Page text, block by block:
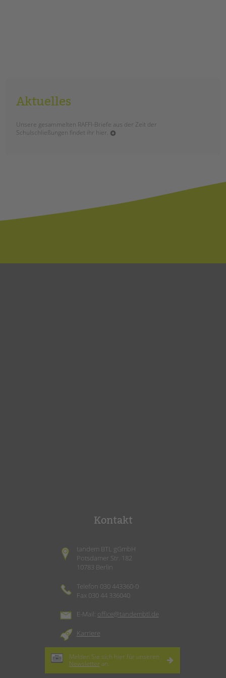
Aktuelles
Unsere gesammelten RAFFI-Briefe aus der Zeit der
Schulschließungen findet ihr hier.
Kontakt
tandem BTL gGmbH
Potsdamer Str. 182
10783 Berlin
Telefon 030 443360-0
Fax 030 44 336040
E-Mail: office@tandembtl.de
Karriere
Melden Sie sich hier für unseren
Newsletter an.